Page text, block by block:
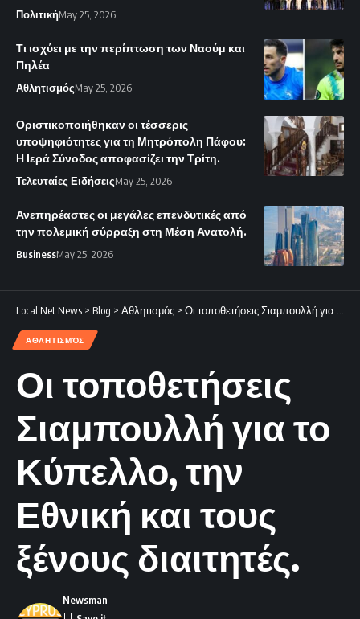
ΠολιτικήMay 25, 2026
Τι ισχύει με την περίπτωση των Ναούμ και
Πηλέα
ΑθλητισμόςMay 25, 2026
Οριστικοποιήθηκαν οι τέσσερις
υποψηφιότητες για τη Μητρόπολη Πάφου:
Η Ιερά Σύνοδος αποφασίζει την Τρίτη.
Τελευταίες ΕιδήσειςMay 25, 2026
Ανεπηρέαστες οι μεγάλες επενδυτικές από
την πολεμική σύρραξη στη Μέση Ανατολή.
BusinessMay 25, 2026
Local Net News > Blog > Αθλητισμός > Οι τοποθετήσεις Σιαμπουλλή για το Κύπελλο, την Εθνική και τους ξένους διαιτητές.
ΑΘΛΗΤΙΣΜΌΣ
Οι τοποθετήσεις
Σιαμπουλλή για το
Κύπελλο, την
Εθνική και τους
ξένους διαιτητές.
Newsman